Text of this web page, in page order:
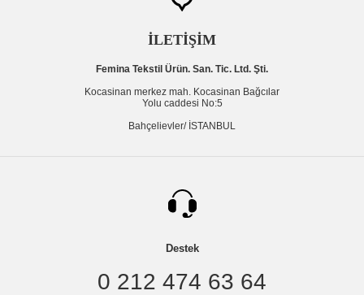
İLETİŞİM
Femina Tekstil Ürün. San. Tic. Ltd. Şti.
Kocasinan merkez mah. Kocasinan Bağcılar
Yolu caddesi No:5
Bahçelievler/ İSTANBUL
Destek
0 212 474 63 64